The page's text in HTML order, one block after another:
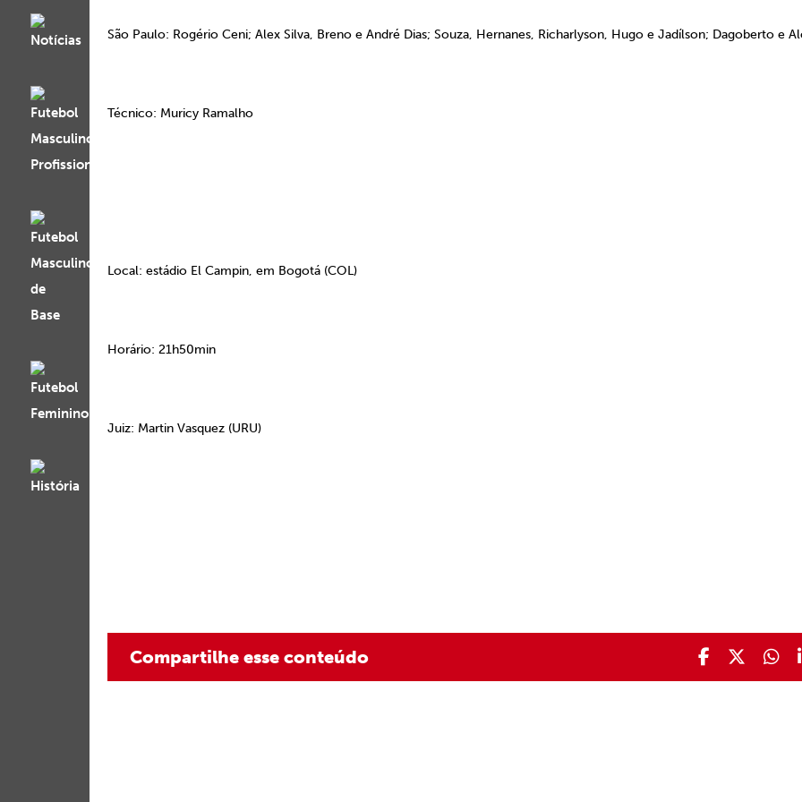
São Paulo: Rogério Ceni; Alex Silva, Breno e André Dias; Souza, Hernanes, Richarlyson, Hugo e Jadílson; Dagoberto e
Técnico: Muricy Ramalho
Local: estádio El Campin, em Bogotá (COL)
Horário: 21h50min
Juiz: Martin Vasquez (URU)
Compartilhe esse conteúdo